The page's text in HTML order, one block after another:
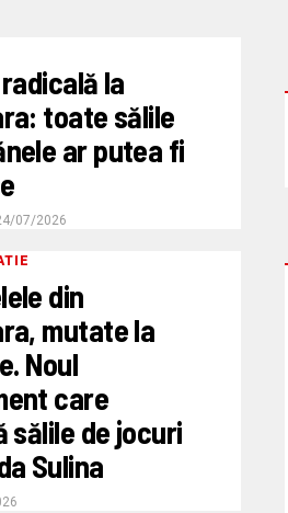
la
toate sălile
ar putea fi
07/2026
din
mutate la
Noul
care
sălile de jocuri
Sulina